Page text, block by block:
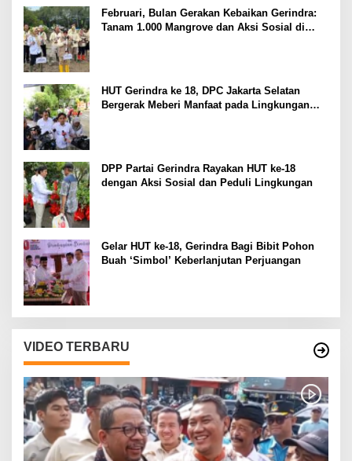
Februari, Bulan Gerakan Kebaikan Gerindra:
Tanam 1.000 Mangrove dan Aksi Sosial di
HUT Gerindra ke 18, DPC Jakarta Selatan
Bergerak Meberi Manfaat pada Lingkungan
DPP Partai Gerindra Rayakan HUT ke-18
dengan Aksi Sosial dan Peduli Lingkungan
Gelar HUT ke-18, Gerindra Bagi Bibit Pohon
Buah ‘Simbol’ Keberlanjutan Perjuangan
VIDEO TERBARU